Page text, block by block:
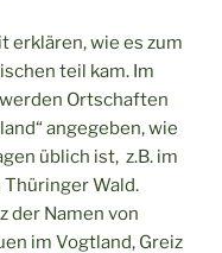
erklären, wie es zum
teil kam. Im
Ortschaften
angegeben, wie
üblich ist, z.B. im
Wald.
der Namen von
im Vogtland, Greiz